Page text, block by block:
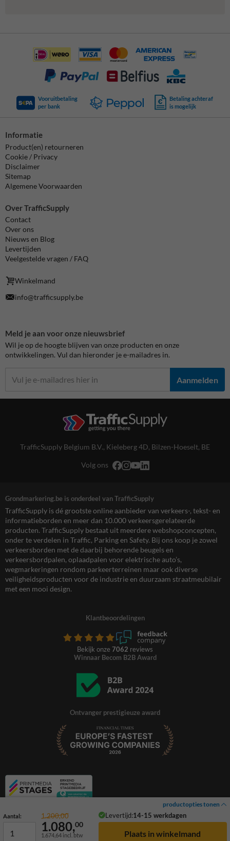
productopties tonen
Aantal: 1.200,00 Levertijd:14-15 werkdagen
1.080,00
1.674,64 incl. btw
Vooruitbetaling
per bank
Betaling achteraf
is mogelijk
Informatie
Product(en) retourneren
Cookie / Privacy
Disclaimer
Sitemap
Algemene Voorwaarden
Over TrafficSupply
Contact
Over ons
Nieuws en Blog
Levertijden
Veelgestelde vragen / FAQ
Winkelmand
info@trafficsupply.be
Meld je aan voor onze nieuwsbrief
Wil je op de hoogte blijven van onze producten en onze
ontwikkelingen. Vul dan hieronder je e-mailadres in.
Aanmelden
TrafficSupply Belgium B.V., Kieleberg 4D, Bilzen-Hoeselt, BE
Volg ons
Grondmarkering.be is onderdeel van TrafficSupply
TrafficSupply is dé grootste online aanbieder van verkeers-, tekst- en
informatieborden en meer dan 10.000 verkeersgerelateerde
producten. TrafficSupply bestaat uit meerdere webshopconcepten,
onder te verdelen in Traffic, Parking en Safety. Bij ons koop je zowel
verkeersborden met de daarbij behorende beugels en
verkeersbordpalen, oplaadpalen voor elektrische auto’s,
wegmarkeringen rondom parkeerterreinen maar ook diverse
veiligheidsproducten voor de industrie en duurzaam straatmeubilair
met een mooi design.
Klantbeoordelingen
Bekijk onze 7062 reviews
Winnaar Becom B2B Award
Ontvanger prestigieuze award
© 2026 TrafficSupply. Alle rechten voorbehouden.